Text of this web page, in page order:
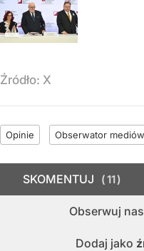
Źródło: X
Opinie Obserwator mediów
Obserwuj nas
Dodaj jako
SKOMENTUJ 11